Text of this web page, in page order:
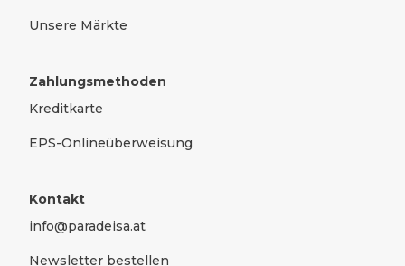
Unsere Märkte
Zahlungsmethoden
Kreditkarte
EPS-Onlineüberweisung
Kontakt
info@paradeisa.at
Newsletter bestellen